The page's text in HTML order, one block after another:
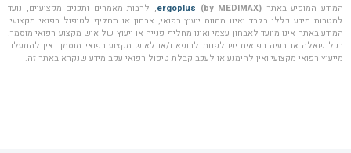
המידע המופיע באתר ergoplus (by MEDIMAX)
, לרבות מאמרים ותכנים מקצועיים, נועד
למטרות מידע כללי בלבד ואינו מהווה ייעוץ רפואי, אבחון או תחליף לטיפול רפואי מקצועי.
המידע באתר אינו מיועד לאבחון עצמי ואינו מחליף פנייה או ייעוץ של איש מקצוע רפואי מוסמך.
בכל שאלה או בעיה רפואית יש לפנות לרופא ו/או לאיש מקצוע רפואי מוסמך. אין להתעלם
מייעוץ רפואי מקצועי ואין להימנע או לעכב קבלת טיפול רפואי עקב מידע שנקרא באתר זה.